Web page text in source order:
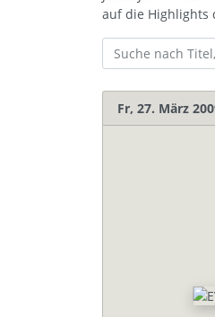
auf die Highlights
Fr, 27. März